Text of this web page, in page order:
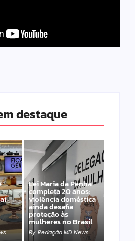
destaque
Lei Maria da Penha
completa 20 anos:
violência doméstica
ainda desafia
proteção às
mulheres no Brasil
By Redação MD News